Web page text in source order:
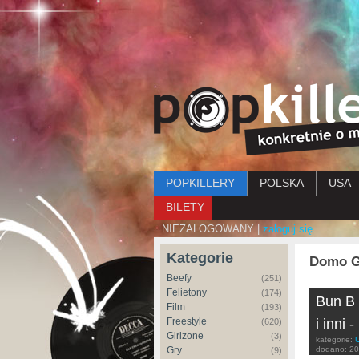
Menu główne
POPKILLERY POLSKA USA
BILETY
NIEZALOGOWANY | zaloguj się
Kategorie
Beefy (251)
Felietony (174)
Film (193)
Freestyle (620)
Girlzone (3)
Gry (9)
Domo
Bun B
i inni -
kategorie:
dodano: